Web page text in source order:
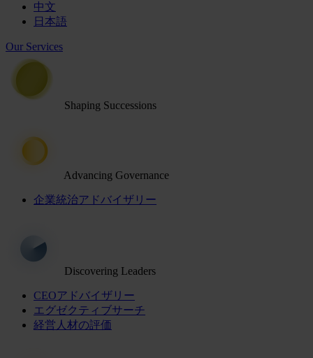
中文
日本語
Our Services
Shaping Successions
Advancing Governance
企業統治アドバイザリー
Discovering Leaders
CEOアドバイザリー
エグゼクティブサーチ
経営人材の評価